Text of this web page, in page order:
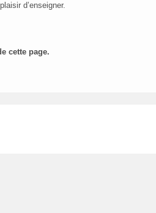
d’enseigner.
cette page.